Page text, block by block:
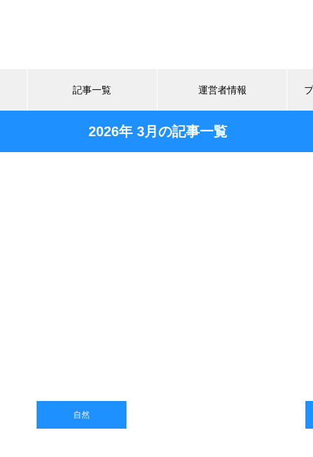
記事一覧 運営者情報
2026年 3月の記事一覧
自然